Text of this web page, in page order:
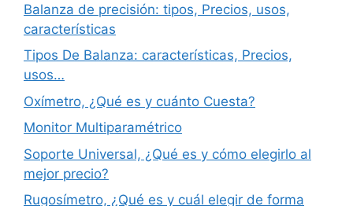
Balanza de precisión: tipos, Precios, usos,
características
Tipos De Balanza: características, Precios,
usos…
Oxímetro, ¿Qué es y cuánto Cuesta?
Monitor Multiparamétrico
Soporte Universal, ¿Qué es y cómo elegirlo al
mejor precio?
Rugosímetro, ¿Qué es y cuál elegir de forma